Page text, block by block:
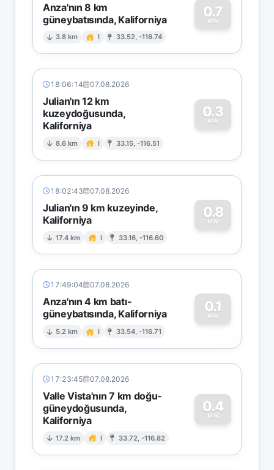
Anza'nın 8 km
güneybatısında, Kaliforniya
3.8 km I 33.52, -116.74
0.7
MW
0
18:06:14 07.08.2026
Julian'ın 12 km
kuzeydoğusunda,
Kaliforniya
8.6 km I 33.15, -116.51
0.3
MW
0
18:02:43 07.08.2026
Julian'ın 9 km kuzeyinde,
Kaliforniya
17.4 km I 33.16, -116.60
0.8
MW
0
17:49:04 07.08.2026
Anza'nın 4 km batı-
güneybatısında, Kaliforniya
5.2 km I 33.54, -116.71
0.1
MW
0
17:23:45 07.08.2026
Valle Vista'nın 7 km doğu-
güneydoğusunda,
Kaliforniya
17.2 km I 33.72, -116.82
0.4
MW
0